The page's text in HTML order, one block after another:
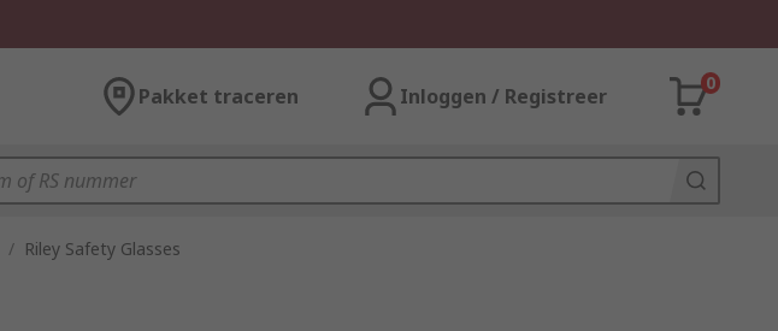
Pakket traceren Inloggen / Registreer
0
/ Riley Safety Glasses